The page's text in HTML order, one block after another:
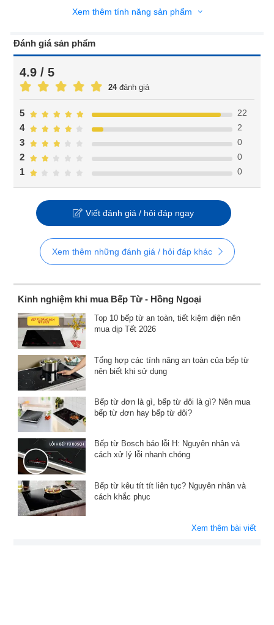
Xem thêm tính năng sản phẩm
Đánh giá sản phẩm
4.9 / 5
24đánh giá
1 0
2 0
3 0
4 2
5 22
Viết đánh giá / hỏi đáp ngay
Xem thêm những đánh giá / hỏi đáp khác
Kinh nghiệm khi mua Bếp Từ - Hồng Ngoại
Top 10 bếp từ an toàn, tiết kiệm điện nên
mua dịp Tết 2026
Tổng hợp các tính năng an toàn của bếp từ
nên biết khi sử dụng
Bếp từ đơn là gì, bếp từ đôi là gì? Nên mua
bếp từ đơn hay bếp từ đôi?
Bếp từ Bosch báo lỗi H: Nguyên nhân và
cách xử lý lỗi nhanh chóng
Bếp từ kêu tít tít liên tục? Nguyên nhân và
cách khắc phục
Xem thêm bài viết